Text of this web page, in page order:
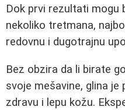
Dok prvi rezultati mogu
nekoliko tretmana,
redovnu i dugotrajnu
Bez obzira da li birate
svoje mešavine, glina
zdravu i lepu kožu.